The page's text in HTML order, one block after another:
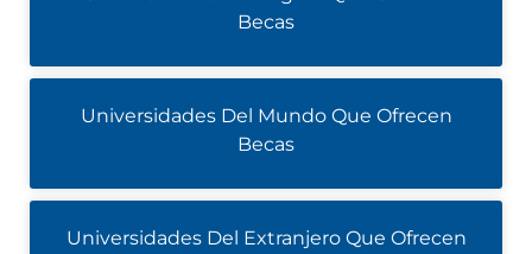
Becas
Universidades Del Mundo Que Ofrecen
Becas
Universidades Del Extranjero Que Ofrecen